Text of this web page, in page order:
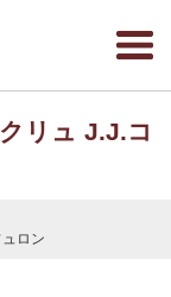
リュ J.J.コ
ロン